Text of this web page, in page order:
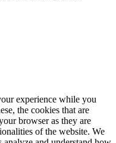
experience while you
the cookies that are
browser as they are
of the website. We